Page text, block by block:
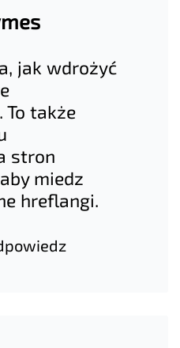
jak wdrożyć
To także
stron
miedz
hreflangi.